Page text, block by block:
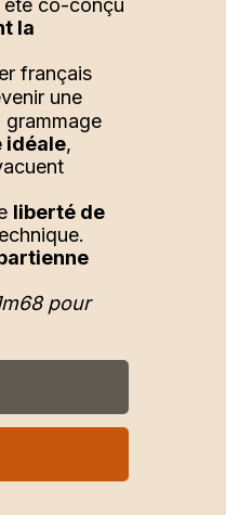
été co-conçu
la
français
une
grammage
idéale,
liberté de
pour